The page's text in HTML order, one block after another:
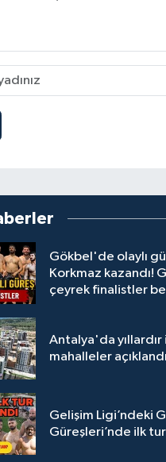
Gökbel'de olaylı
Korkmaz kazandı!
çeyrek finalistler
Antalya'da
mahalleler açıklandı
Gelişim Ligi’ndeki
Güreşleri’nde ilk